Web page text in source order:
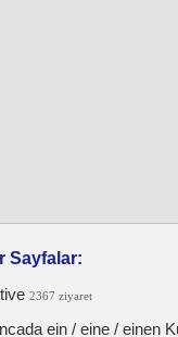
Sayfalar:
2367 ziyaret
ein / eine / einen